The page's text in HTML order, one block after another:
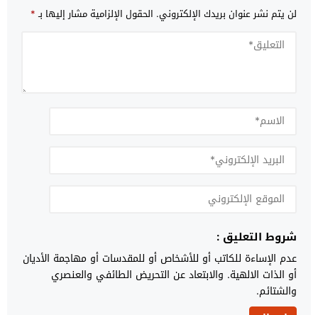
لن يتم نشر عنوان بريدك الإلكتروني. الحقول الإلزامية مشار إليها بـ*
شروط التعليق :
عدم الإساءة للكاتب أو للأشخاص أو للمقدسات أو مهاجمة الأديان
أو الذات الالهية. والابتعاد عن التحريض الطائفي والعنصري
والشتائم.